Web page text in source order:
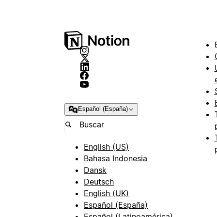
Español (España)
English (US)
Bahasa Indonesia
Dansk
Deutsch
English (UK)
Español (España)